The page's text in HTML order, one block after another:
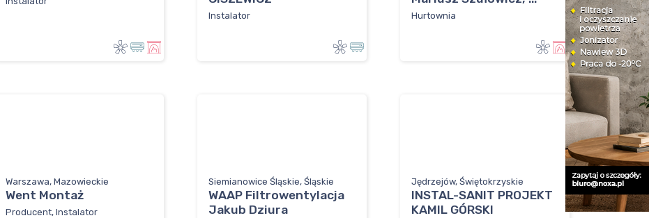
Instalator Hurtownia
Warszawa, Mazowieckie
Went Montaż
Producent, Instalator
Siemianowice Śląskie, Śląskie
WAAP Filtrowentylacja
Jakub Dziura
Jędrzejów, Świętokrzyskie
INSTAL-SANIT PROJEKT
KAMIL GÓRSKI